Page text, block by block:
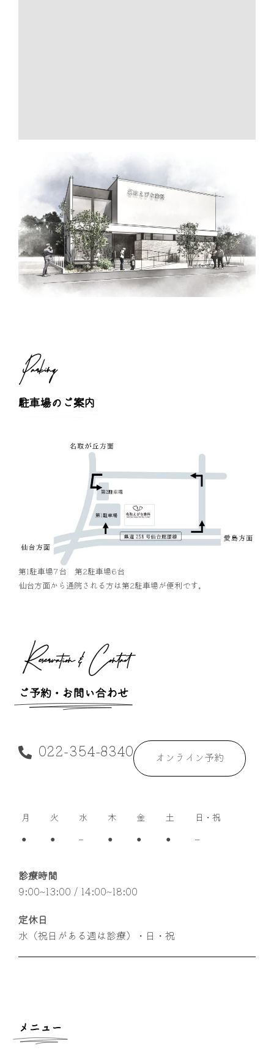
Parking
駐車場のご案内
第1駐車場7台 第2駐車場6台
仙台方面から通院される方は第2駐車場が便利です。
Reservation & Contact
ご予約・お問い合わせ
022-354-8340 オンライン予約
月 火 水 木 金 土 日・祝
● ● – ● ● ● –
診療時間
9:00~13:00 / 14:00~18:00
定休日
水（祝日がある週は診療）・日・祝
メニュー